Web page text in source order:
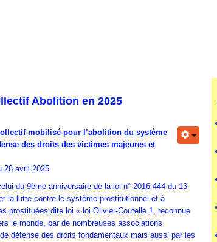
Abolition en 2025
mobilisé pour l’abolition du système
des droits des victimes majeures et
28 avril 2025
du 9ème anniversaire de la loi n° 2016-444 du 13
la lutte contre le système prostitutionnel et à
prostituées dite loi « loi Olivier-Coutelle 1, reconnue
le monde, par de nombreuses associations
défense des droits fondamentaux mais aussi par les